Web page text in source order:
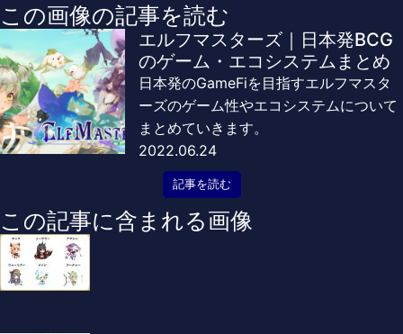
この画像の記事を読む
エルフマスターズ｜日本発BCG
のゲーム・エコシステムまとめ
日本発のGameFiを目指すエルフマスタ
ーズのゲーム性やエコシステムについて
まとめていきます。
2022.06.24
記事を読む
この記事に含まれる画像